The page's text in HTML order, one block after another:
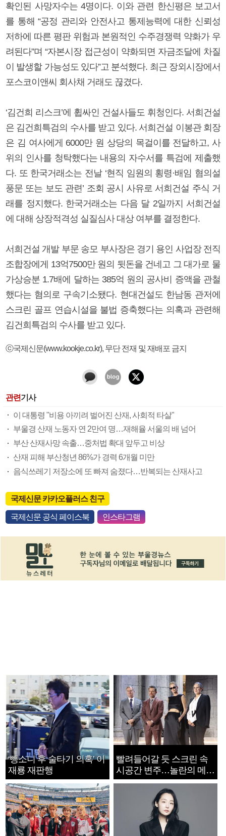
확인된 사망자수는 4명이다. 이와 관련 한신평은 보고서
를 통해 “공정 관리와 안전사고 통제능력에 대한 신뢰성
저하에 따른 평판 위험과 본원적인 수주경쟁력 약화가 우
려된다”며 “자본시장 접근성이 약화되면 자금조달에 차질
이 발생할 가능성도 있다”고 분석했다. 최근 장외시장에서
포스코이앤씨 회사채 거래도 끊겼다.
‘김건희 리스크’에 휩싸인 건설사들도 휘청인다. 서희건설
은 김건희특검의 수사를 받고 있다. 서희건설 이봉관 회장
은 김 여사에게 6000만 원 상당의 목걸이를 전달하고, 사
위의 인사를 청탁했다는 내용의 자수서를 특검에 제출했
다. 또 한국거래소는 전날 ‘현직 임원의 횡령·배임 혐의설
풍문 또는 보도 관련’ 조회 공시 사유로 서희건설 주식 거
래를 정지했다. 한국거래소는 다음 달 2일까지 서희건설
에 대해 상장적격성 실질심사 대상 여부를 결정한다.
서희건설 개발 부문 송모 부사장은 경기 용인 사업장 전직
조합장에게 13억7500만 원의 뒷돈을 건네고 그 대가로 물
가상승분 1.7배에 달하는 385억 원의 공사비 증액을 관철
했다는 혐의로 구속기소됐다. 현대건설도 한남동 관저에
스크린 골프 연습시설을 불법 증축했다는 의혹과 관련해
김건희특검의 수사를 받고 있다.
ⓒ국제신문(www.kookje.co.kr), 무단 전재 및 재배포 금지
관련기사
이 대통령 "비용 아끼려 벌어진 산재, 사회적 타살"
부울경 산재 노동자 연 2만여 명…재해율 서울의 배 넘어
부산 산재사망 속출…중처법 확대 앞두고 비상
산재 피해 부산청년 86%가 경력 6개월 미만
음식쓰레기 저장소에 또 빠져 숨졌다…반복되는 산재사고
국제신문 카카오플러스 친구
국제신문 공식 페이스북 인스타그램
‘뺑소니 후 술타기 의혹’ 이
재룡 재판행
빨려들어갈 듯 스크린 속
시공간 변주…놀란의 메시
지는 ‘전쟁 속죄’